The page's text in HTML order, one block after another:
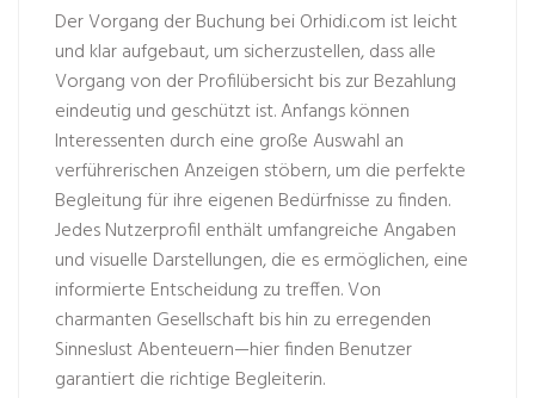
Der Vorgang der Buchung bei Orhidi.com ist leicht
und klar aufgebaut, um sicherzustellen, dass alle
Vorgang von der Profilübersicht bis zur Bezahlung
eindeutig und geschützt ist. Anfangs können
Interessenten durch eine große Auswahl an
verführerischen Anzeigen stöbern, um die perfekte
Begleitung für ihre eigenen Bedürfnisse zu finden.
Jedes Nutzerprofil enthält umfangreiche Angaben
und visuelle Darstellungen, die es ermöglichen, eine
informierte Entscheidung zu treffen. Von
charmanten Gesellschaft bis hin zu erregenden
Sinneslust Abenteuern—hier finden Benutzer
garantiert die richtige Begleiterin.